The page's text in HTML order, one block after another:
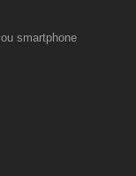
smartphone